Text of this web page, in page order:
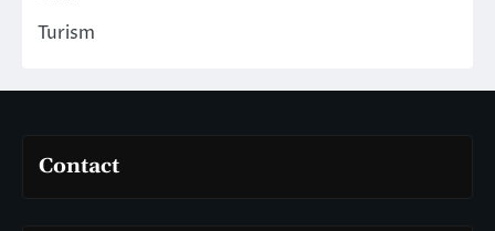
Turism
Contact